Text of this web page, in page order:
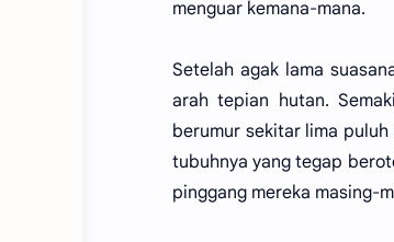
menguar kemana-mana.
Setelah agak lama
arah tepian hutan.
berumur sekitar lima
tubuhnya yang tegap
pinggang mereka masing-